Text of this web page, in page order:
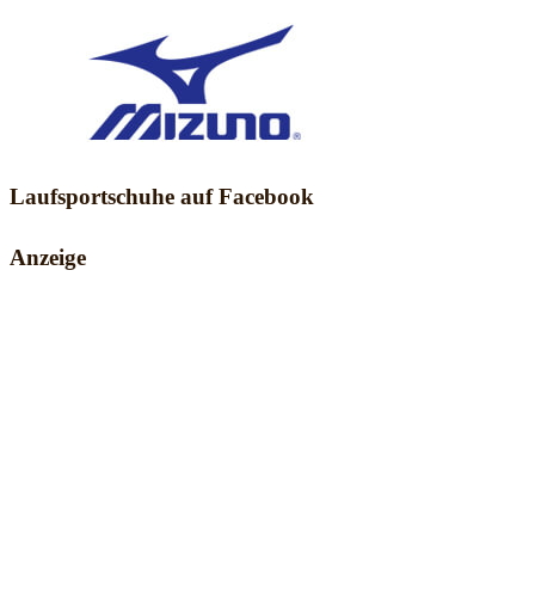
Laufsportschuhe auf Facebook
Anzeige